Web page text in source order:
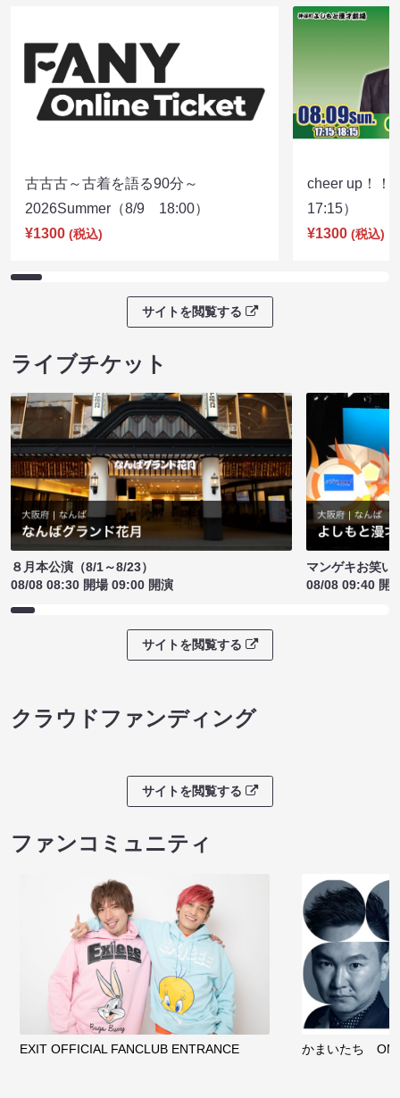
古古古～古着を語る90分～
2026Summer（8/9 18:00）
¥1300 (税込)
cheer up！
17:15）
¥1300 (税込)
サイトを閲覧する
ライブチケット
８月本公演（8/1～8/23）
08/08 08:30 開場 09:00 開演
マンゲキお笑い
08/08 09:40 開
サイトを閲覧する
クラウドファンディング
サイトを閲覧する
ファンコミュニティ
EXIT OFFICIAL FANCLUB ENTRANCE かまいたち